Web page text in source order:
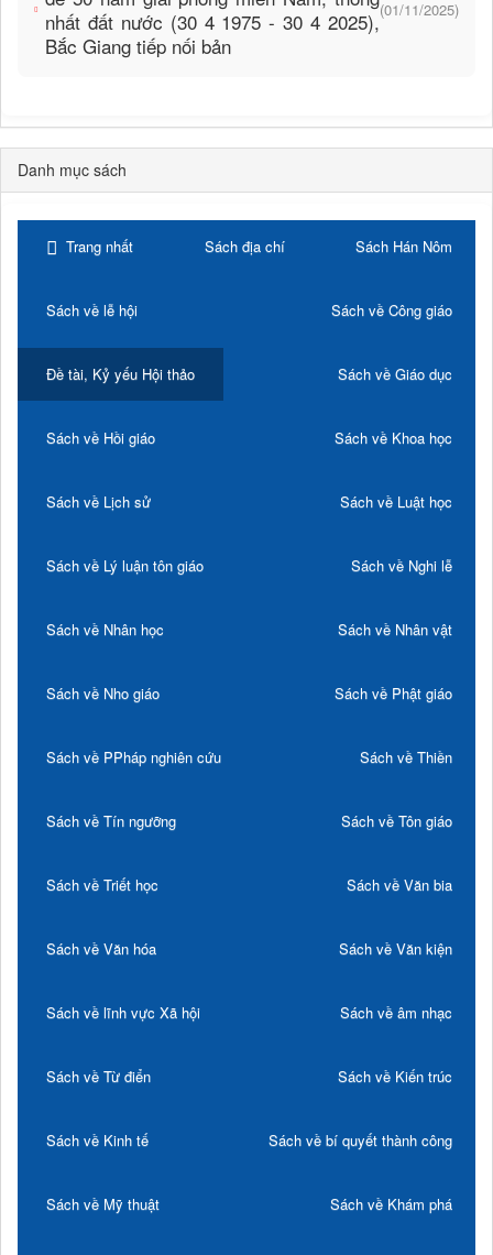
nhất đất nước (30 4 1975 - 30 4 2025),
Bắc Giang tiếp nối bản
(01/11/2025)
Danh mục sách
Trang nhất Sách địa chí Sách Hán Nôm
Sách về lễ hội Sách về Công giáo
Đề tài, Kỷ yếu Hội thảo Sách về Giáo dục
Sách về Hồi giáo Sách về Khoa học
Sách về Lịch sử Sách về Luật học
Sách về Lý luận tôn giáo Sách về Nghi lễ
Sách về Nhân học Sách về Nhân vật
Sách về Nho giáo Sách về Phật giáo
Sách về PPháp nghiên cứu Sách về Thiền
Sách về Tín ngưỡng Sách về Tôn giáo
Sách về Triết học Sách về Văn bia
Sách về Văn hóa Sách về Văn kiện
Sách về lĩnh vực Xã hội Sách về âm nhạc
Sách về Từ điển Sách về Kiến trúc
Sách về Kinh tế Sách về bí quyết thành công
Sách về Mỹ thuật Sách về Khám phá